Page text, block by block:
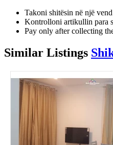
Takoni shitësin në një
Kontrolloni artikullin para
Pay only after collecting
Similar Listings